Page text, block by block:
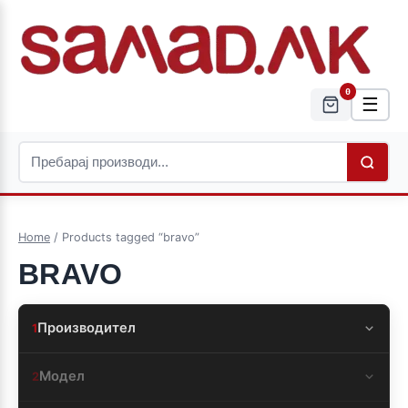
0
☰
Home / Products tagged “bravo”
BRAVO
1Производител
2Модел